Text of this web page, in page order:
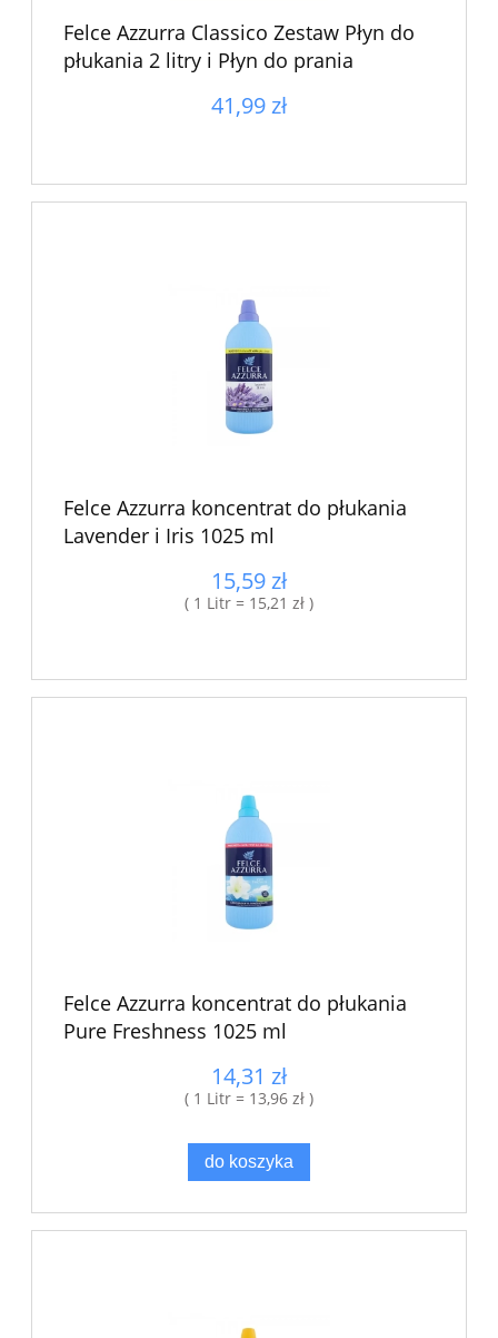
Felce Azzurra Classico Zestaw Płyn do
płukania 2 litry i Płyn do prania
41,99 zł
Felce Azzurra koncentrat do płukania
Lavender i Iris 1025 ml
15,59 zł
( 1 Litr = 15,21 zł )
Felce Azzurra koncentrat do płukania
Pure Freshness 1025 ml
14,31 zł
( 1 Litr = 13,96 zł )
do koszyka